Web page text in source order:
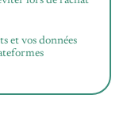
et vos données